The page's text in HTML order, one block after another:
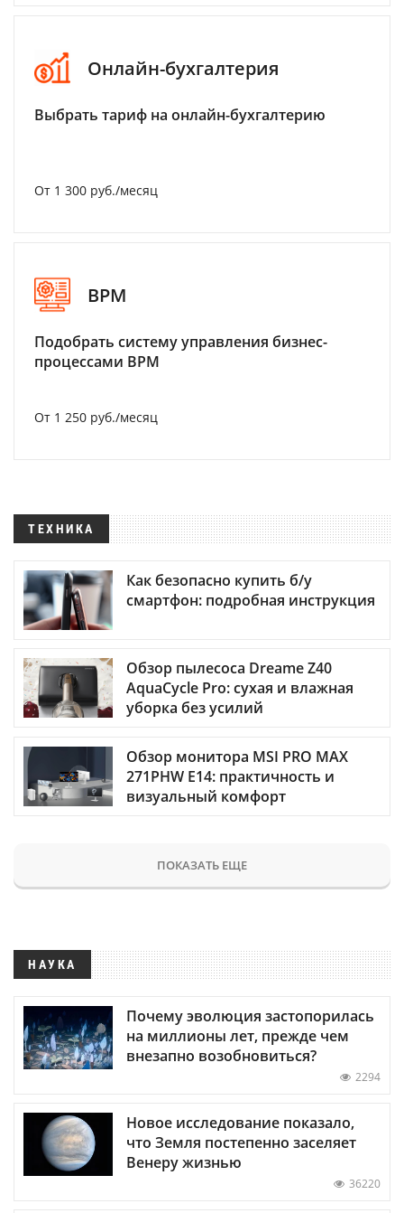
Онлайн-бухгалтерия
Выбрать тариф на онлайн-бухгалтерию
От 1 300 руб./месяц
BPM
Подобрать систему управления бизнес-
процессами BPM
От 1 250 руб./месяц
ТЕХНИКА
Как безопасно купить б/у
смартфон: подробная инструкция
Обзор пылесоса Dreame Z40
AquaCycle Pro: сухая и влажная
уборка без усилий
Обзор монитора MSI PRO MAX
271PHW E14: практичность и
визуальный комфорт
ПОКАЗАТЬ ЕЩЕ
НАУКА
Почему эволюция застопорилась
на миллионы лет, прежде чем
внезапно возобновиться?
2294
Новое исследование показало,
что Земля постепенно заселяет
Венеру жизнью
36220